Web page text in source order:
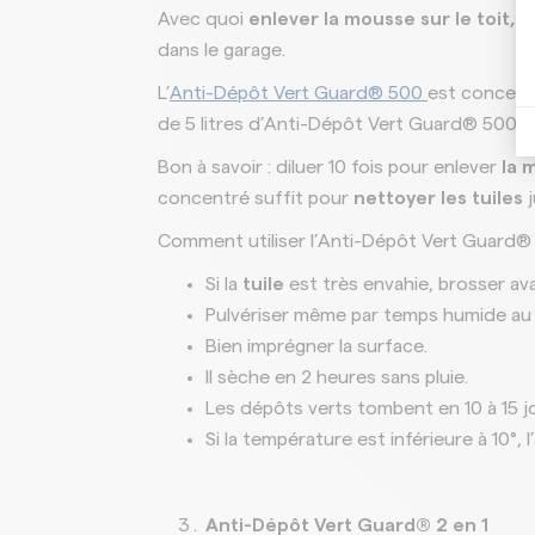
Avec quoi enlever la mousse sur le toit,
dans le garage.
L’Anti-Dépôt Vert Guard® 500 est
de 5 litres d’Anti-Dépôt Vert Guard® 500
Bon à savoir : diluer 10 fois pour enlever la
concentré suffit pour nettoyer les tuiles
Comment utiliser l’Anti-Dépôt Vert
Si la tuile est très envahie, brosser
Pulvériser même par temps humide
Bien imprégner la surface.
Il sèche en 2 heures sans pluie.
Les dépôts verts tombent en 10 à 15
Si la température est inférieure à 10°,
Anti-Dépôt Vert Guard® 2 en 1